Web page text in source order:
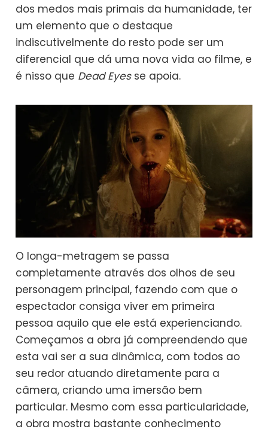
dos medos mais primais da humanidade, ter
um elemento que o destaque
indiscutivelmente do resto pode ser um
diferencial que dá uma nova vida ao filme, e
é nisso que Dead Eyesse apoia.
O longa-metragem se passa
completamente através dos olhos de seu
personagem principal, fazendo com que o
espectador consiga viver em primeira
pessoa aquilo que ele está experienciando.
Começamos a obra já compreendendo que
esta vai ser a sua dinâmica, com todos ao
seu redor atuando diretamente para a
câmera, criando uma imersão bem
particular. Mesmo com essa particularidade,
a obra mostra bastante conhecimento